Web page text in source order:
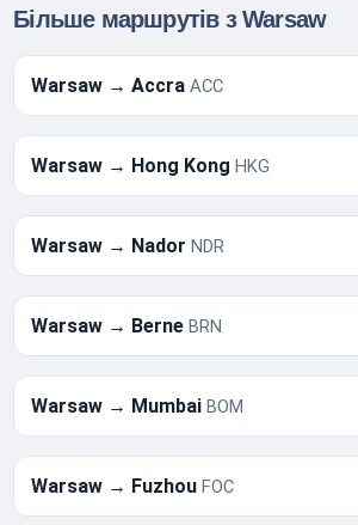
Більше маршрутів з Warsaw
Warsaw → AccraACC
Warsaw → Hong KongHKG
Warsaw → NadorNDR
Warsaw → BerneBRN
Warsaw → MumbaiBOM
Warsaw → FuzhouFOC